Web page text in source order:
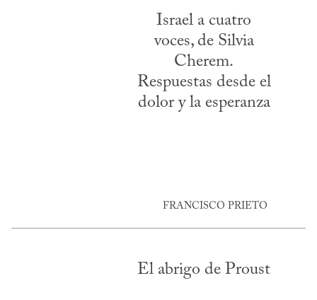
Israel a cuatro
voces, de Silvia
Cherem.
Respuestas desde el
dolor y la esperanza
FRANCISCO PRIETO
El abrigo de Proust